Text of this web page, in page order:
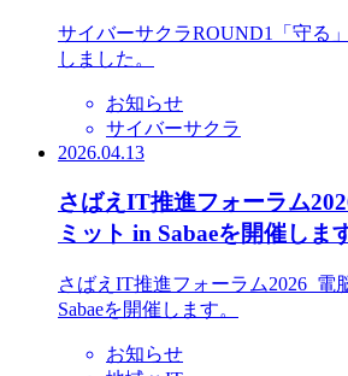
サイバーサクラROUND1「守る
しました。
お知らせ
サイバーサクラ
2026.04.13
さばえIT推進フォーラム
ミット in Sabaeを開催しま
さばえIT推進フォーラム2026_電
Sabaeを開催します。
お知らせ